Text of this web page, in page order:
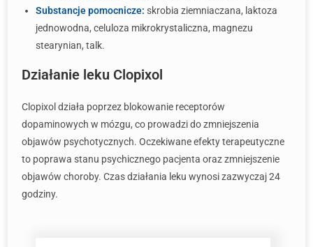
Substancje pomocnicze: skrobia ziemniaczana, laktoza
jednowodna, celuloza mikrokrystaliczna, magnezu
stearynian, talk.
Działanie leku Clopixol
Clopixol działa poprzez blokowanie receptorów
dopaminowych w mózgu, co prowadzi do zmniejszenia
objawów psychotycznych. Oczekiwane efekty terapeutyczne
to poprawa stanu psychicznego pacjenta oraz zmniejszenie
objawów choroby. Czas działania leku wynosi zazwyczaj 24
godziny.